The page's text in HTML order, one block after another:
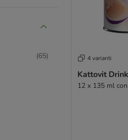
(9)
(65) 4 varianti
Kattovit
12 x 135 ml